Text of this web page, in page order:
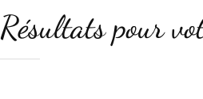
Résultats pour